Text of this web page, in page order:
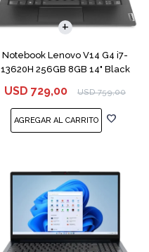
Notebook Lenovo V14 G4 i7-
13620H 256GB 8GB 14" Black
USD 729,00 USD 759,00
COMPARAR